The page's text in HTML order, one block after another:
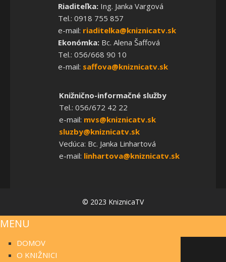
Riaditeľka:Ing. Janka Vargová
Tel.: 0918 755 857
e-mail: riaditelka@kniznicatv.sk
Ekonómka:Bc. Alena Šaffová
Tel.: 056/668 90 10
e-mail: saffova@kniznicatv.sk
Knižnično-informačné služby
Tel.: 056/672 42 22
e-mail: mvs@kniznicatv.sk
sluzby@kniznicatv.sk
Vedúca: Bc. Janka Linhartová
e-mail: linhartova@kniznicatv.sk
© 2023 KniznicaTV
MENU
DOMOV
O KNIŽNICI